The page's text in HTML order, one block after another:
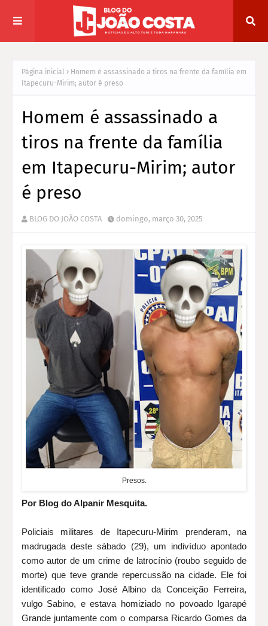
Página inicial
Homem é assassinado a tiros na frente da família em
Itapecuru-Mirim; autor é preso
Homem é assassinado a
tiros na frente da família
em Itapecuru-Mirim; autor
é preso
BLOG DO JOÃO COSTA domingo, março 30, 2025
Presos.
Por Blog do Alpanir Mesquita.
Policiais militares de Itapecuru-Mirim prenderam, na
madrugada deste sábado (29), um indivíduo apontado
como autor de um crime de latrocínio (roubo seguido de
morte) que teve grande repercussão na cidade. Ele foi
identificado como José Albino da Conceição Ferreira,
vulgo Sabino, e estava homiziado no povoado Igarapé
Grande juntamente com o comparsa Ricardo Gomes da